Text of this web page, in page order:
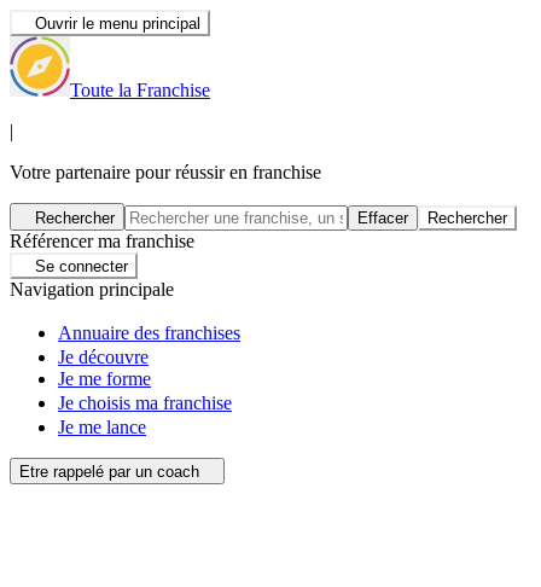
Ouvrir le menu principal
Toute la Franchise
|
Votre partenaire pour réussir en franchise
Rechercher Effacer Rechercher
Référencer ma franchise
Se connecter
Navigation principale
Annuaire des franchises
Je découvre
Je me forme
Je choisis ma franchise
Je me lance
Etre rappelé par un coach